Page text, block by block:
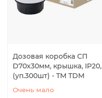
Дозовая коробка СП
D70х30мм, крышка, IP20,
(уп.300шт) - ТМ TDM
Очень мало